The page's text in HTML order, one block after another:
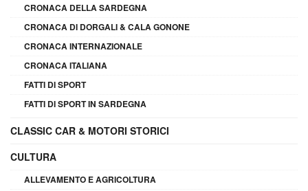
CRONACA DELLA SARDEGNA
CRONACA DI DORGALI & CALA GONONE
CRONACA INTERNAZIONALE
CRONACA ITALIANA
FATTI DI SPORT
FATTI DI SPORT IN SARDEGNA
CLASSIC CAR & MOTORI STORICI
CULTURA
ALLEVAMENTO E AGRICOLTURA